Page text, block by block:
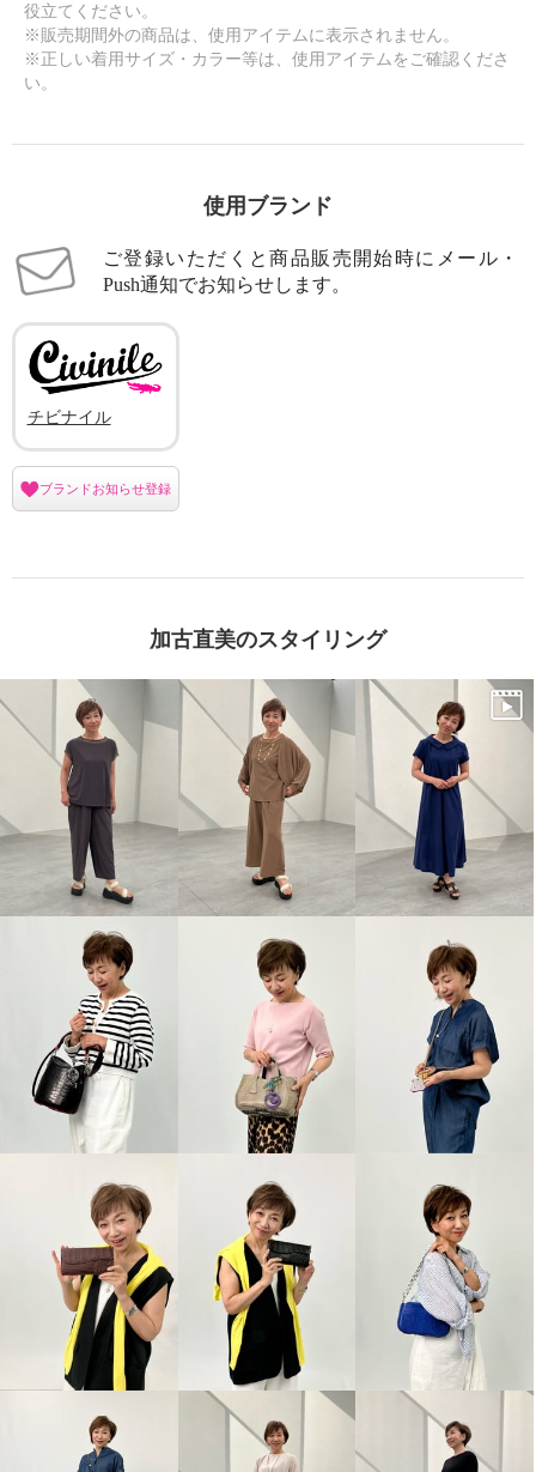
役立てください。
※販売期間外の商品は、使用アイテムに表示されません。
※正しい着用サイズ・カラー等は、使用アイテムをご確認くださ
い。
使用ブランド
ご登録いただくと商品販売開始時にメール・
Push通知でお知らせします。
チビナイル
ブランドお知らせ登録
加古直美のスタイリング